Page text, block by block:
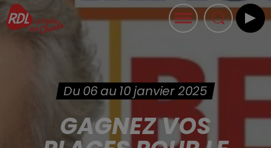
Du 06 au 10 janvier 2025
GAGNEZ VOS